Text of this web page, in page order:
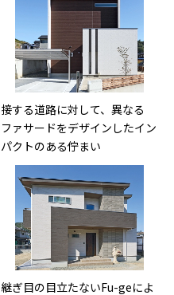
接する道路に対して、異なる
ファサードをデザインしたイン
パクトのある佇まい
継ぎ目の目立たないFu-geによ